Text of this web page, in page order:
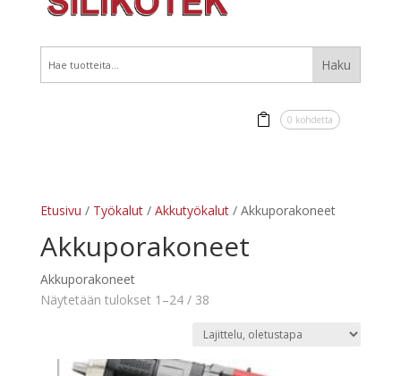
0 kohdetta
Etusivu / Työkalut/ Akkutyökalut/ Akkuporakoneet
Akkuporakoneet
Akkuporakoneet
Näytetään tulokset 1–24 / 38